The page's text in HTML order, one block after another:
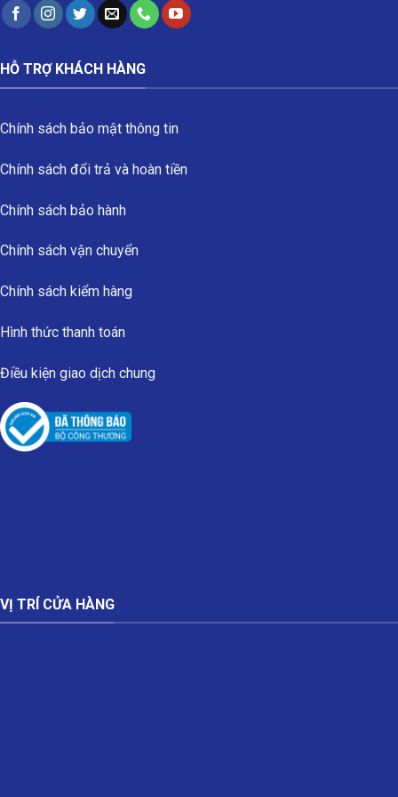
HỖ TRỢ KHÁCH HÀNG
Chính sách bảo mật thông tin
Chính sách đổi trả và hoàn tiền
Chính sách bảo hành
Chính sách vận chuyển
Chính sách kiểm hàng
Hình thức thanh toán
Điều kiện giao dịch chung
VỊ TRÍ CỬA HÀNG